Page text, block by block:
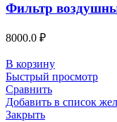
Фильтр
8000.0 ₽
В корзину
Быстрый просмотр
Сравнить
Добавить в список
Закрыть